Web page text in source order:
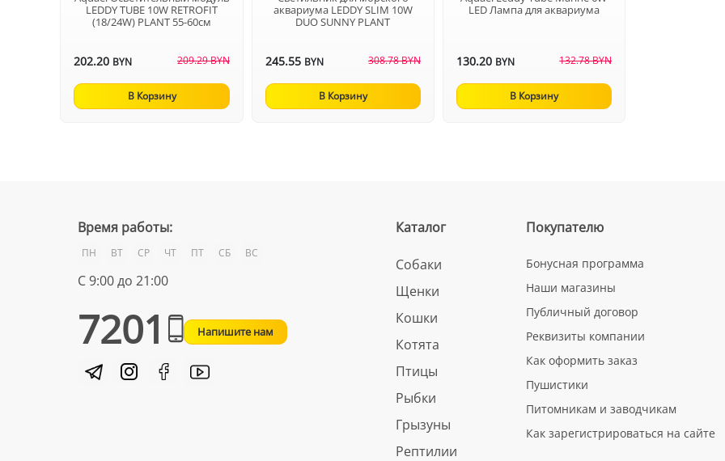
LEDDY TUBE 10W RETROFIT
(18/24W) PLANT 55-60см
202.20 BYN 209.29 BYN
В Корзину
аквариума LEDDY SLIM 10W
DUO SUNNY PLANT
245.55 BYN 308.78 BYN
В Корзину
LED Лампа для аквариума
130.20 BYN 132.78 BYN
В Корзину
Время работы:
ПН ВТ СР ЧТ ПТ СБ ВС
С 9:00 до 21:00
7201 Напишите нам
Каталог
Собаки
Щенки
Кошки
Котята
Птицы
Рыбки
Грызуны
Рептилии
Покупателю
Бонусная программа
Наши магазины
Публичный договор
Реквизиты компании
Как оформить заказ
Пушистики
Питомникам и заводчикам
Как зарегистрироваться на сайте